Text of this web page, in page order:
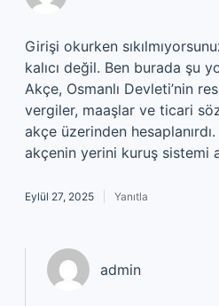
Girişi okurken
kalıcı değil. Ben burada şu
Akçe, Osmanlı Devleti’nin
vergiler, maaşlar ve ticari
akçe üzerinden
akçenin yerini kuruş sistemi
Eylül 27, 2025 Yanıtla
admin